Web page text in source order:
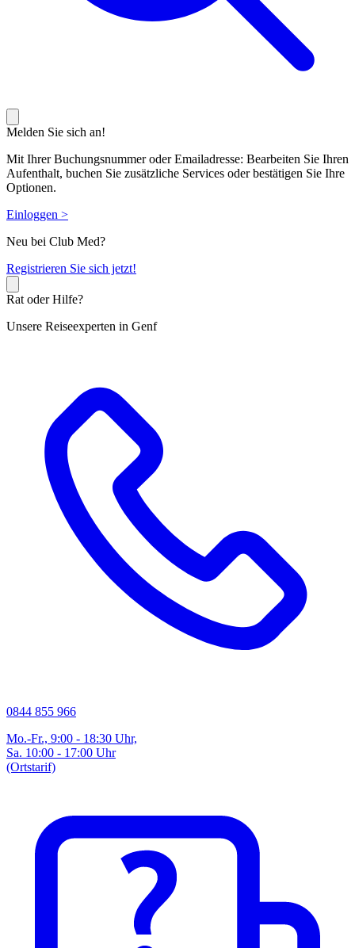
Melden Sie sich an!
Mit Ihrer Buchungsnummer oder Emailadresse: Bearbeiten Sie Ihren
Aufenthalt, buchen Sie zusätzliche Services oder bestätigen Sie Ihre
Optionen.
Einloggen >
Neu bei Club Med?
Registrieren Sie sich jetzt!
Rat oder Hilfe?
Unsere Reiseexperten in Genf
0844 855 966
Mo.-Fr., 9:00 - 18:30 Uhr,
Sa. 10:00 - 17:00 Uhr
(Ortstarif)